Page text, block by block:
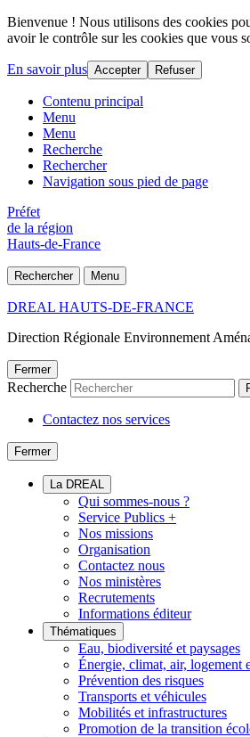
Bienvenue ! Nous utilisons des cookies
avoir le contrôle sur les cookies que vous
En savoir plus Accepter Refuser
Contenu principal
Menu
Menu
Recherche
Rechercher
Navigation sous pied de page
Préfet
de la région
Hauts-de-France
Rechercher Menu
DREAL HAUTS-DE-FRANCE
Direction Régionale Environnement
Fermer
Recherche
Contactez nos services
Fermer
La DREAL
Qui sommes-nous ?
Service Publics +
Nos missions
Organisation
Contactez nous
Nos ministères
Recrutements
Informations éditeur
Thématiques
Eau, biodiversité et paysages
Énergie, climat, air, logement
Prévention des risques
Transports et véhicules
Mobilités et infrastructures
Promotion de la transition